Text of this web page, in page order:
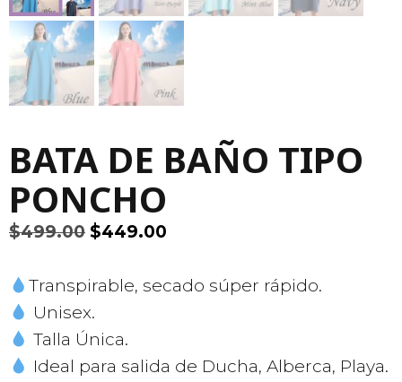
BATA DE BAÑO TIPO
PONCHO
$499.00 El
original
era:
$499.00.
$449.00
actual
Transpirable, secado súper rápido.
Unisex.
Talla Única.
Ideal para salida de Ducha, Alberca, Playa.